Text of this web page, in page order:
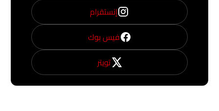
إنستقرام
فيس بوك
تويتر